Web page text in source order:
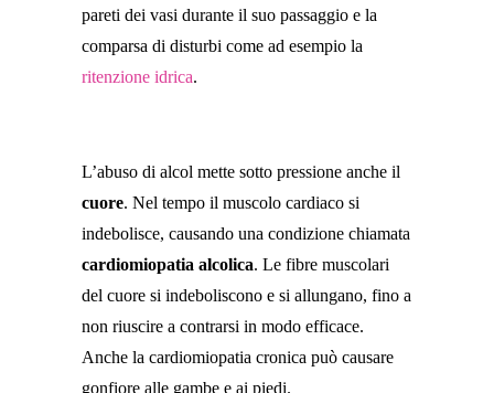
pareti dei vasi durante il suo passaggio e la
comparsa di disturbi come ad esempio la
ritenzione idrica.
L’abuso di alcol mette sotto pressione anche il
cuore. Nel tempo il muscolo cardiaco si
indebolisce, causando una condizione chiamata
cardiomiopatia alcolica. Le fibre muscolari
del cuore si indeboliscono e si allungano, fino a
non riuscire a contrarsi in modo efficace.
Anche la cardiomiopatia cronica può causare
gonfiore alle gambe e ai piedi.